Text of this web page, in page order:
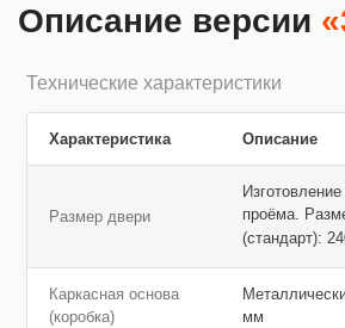
Описание версии
Технические характеристики
Характеристика Описание
Размер двери
проёма.
(стандарт):
Каркасная основа
(коробка)
мм